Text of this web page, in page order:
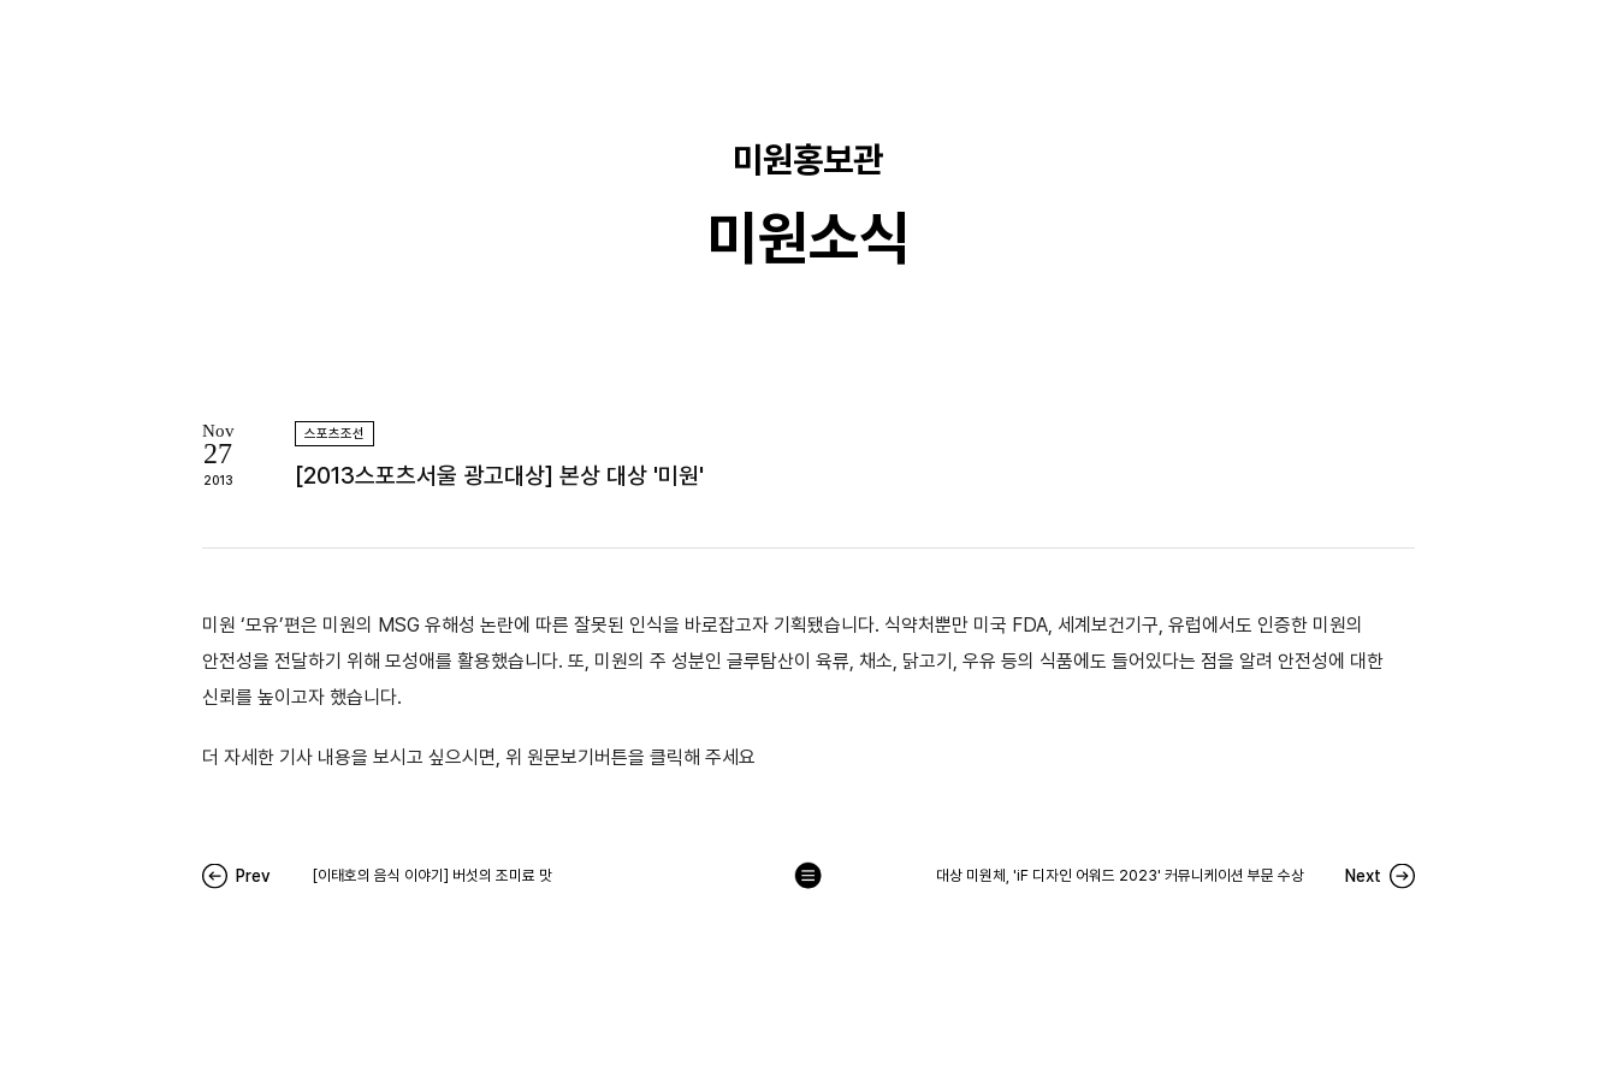
미원홍보관
미원소식
Nov
27
2013
스포츠조선
[2013스포츠서울 광고대상] 본상 대상 '미원'
미원 ‘모유’편은 미원의 MSG 유해성 논란에 따른 잘못된 인식을 바로잡고자 기획됐습니다. 식약처뿐만 미국 FDA, 세계보건기구, 유럽에서도 인증한 미원의
안전성을 전달하기 위해 모성애를 활용했습니다. 또, 미원의 주 성분인 글루탐산이 육류, 채소, 닭고기, 우유 등의 식품에도 들어있다는 점을 알려 안전성에 대한
신뢰를 높이고자 했습니다.
더 자세한 기사 내용을 보시고 싶으시면, 위 원문보기버튼을 클릭해 주세요
Prev [이태호의 음식 이야기] 버섯의 조미료 맛 대상 미원체, 'iF 디자인 어워드 2023' 커뮤니케이션 부문 수상 Next
목